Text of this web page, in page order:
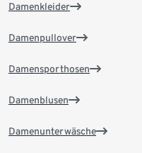
Damenkleider
Damenpullover
Damensporthosen
Damenblusen
Damenunterwäsche